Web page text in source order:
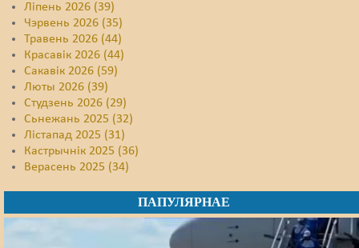
Ліпень 2026 (39)
Чэрвень 2026 (35)
Травень 2026 (44)
Красавік 2026 (44)
Сакавік 2026 (59)
Люты 2026 (39)
Студзень 2026 (29)
Сьнежань 2025 (32)
Лістапад 2025 (31)
Кастрычнік 2025 (36)
Верасень 2025 (34)
ПАПУЛЯРНАЕ